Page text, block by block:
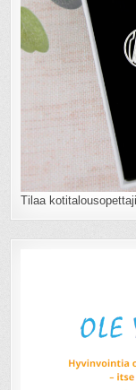
Tilaa